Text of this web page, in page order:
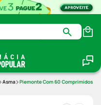
Asma Piemonte Com 60 Comprimidos